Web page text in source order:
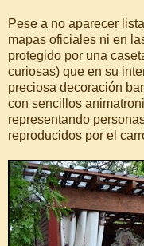
Pese a no aparecer
mapas oficiales ni en
protegido por una
curiosas) que en su
preciosa decoración
con sencillos
representando
reproducidos por el